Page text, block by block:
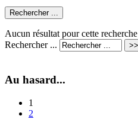
Aucun résultat pour cette recherche
Rechercher ...
Au hasard...
1
2